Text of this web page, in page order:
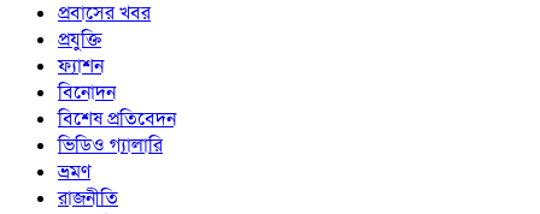
প্রবাসের খবর
প্রযুক্তি
ফ্যাশন
বিনোদন
বিশেষ প্রতিবেদন
ভিডিও গ্যালারি
ভ্রমণ
রাজনীতি